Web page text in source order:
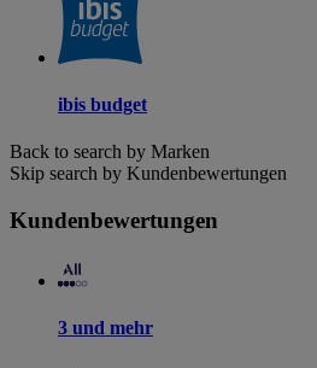
ibis budget
Back to search by Marken
Skip search by Kundenbewertungen
Kundenbewertungen
3 und mehr